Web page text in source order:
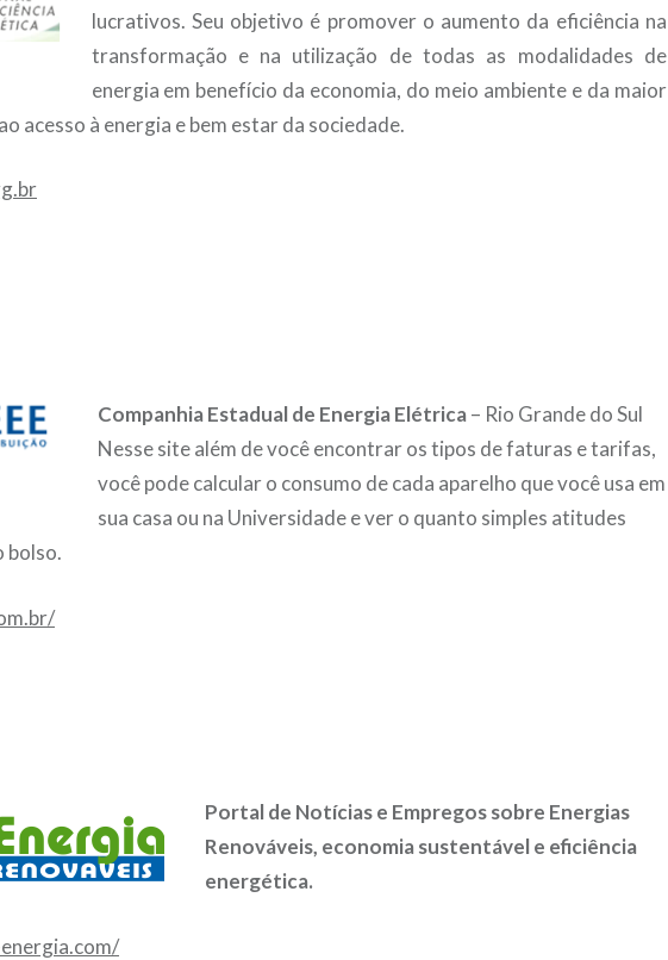
lucrativos. Seu objetivo é promover o aumento da eficiência na
transformação e na utilização de todas as modalidades de
energia em benefício da economia, do meio ambiente e da maior
acesso à energia e bem estar da sociedade.
Companhia Estadual de Energia Elétrica– Rio Grande do Sul
Nesse site além de você encontrar os tipos de faturas e tarifas,
você pode calcular o consumo de cada aparelho que você usa em
sua casa ou na Universidade e ver o quanto simples atitudes
bolso.
Portal de Notícias e Empregos sobre Energias
Renováveis, economia sustentável e eficiência
energética.